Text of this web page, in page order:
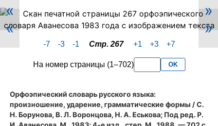
Скан
PDF-
страницы
267
Аванесова
«
»
«
»
-7 -3 -1 Стр. 267 +1 +3 +7
На номер страницы (1–702) OK
Орфоэпический словарь русского языка:
произношение, ударение, грамматические формы / С.
Н. Борунова, В. Л. Воронцова, Н. А. Еськова; Под ред. Р.